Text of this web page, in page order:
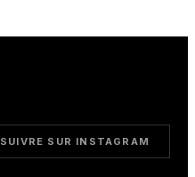
SUIVRE SUR INSTAGRAM